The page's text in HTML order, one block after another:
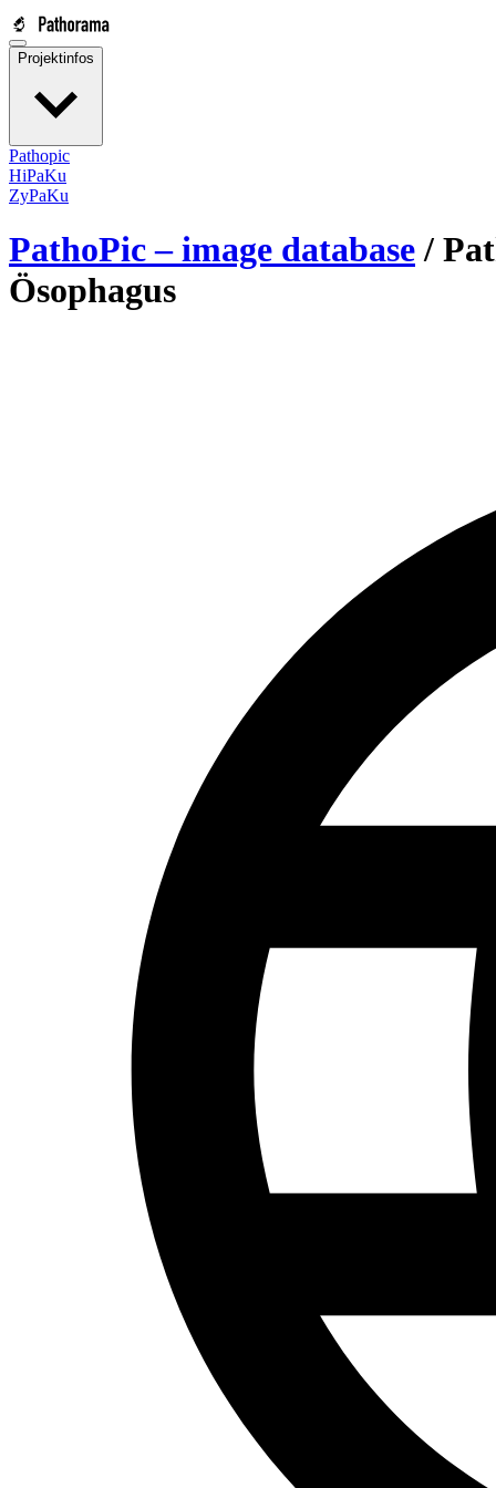
Projektinfos
Pathopic
HiPaKu
ZyPaKu
PathoPic – image database /
Ösophagus